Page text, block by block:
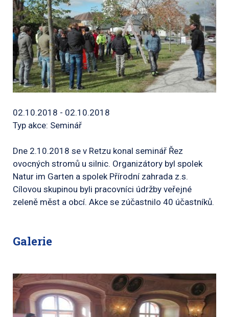
02.10.2018 - 02.10.2018
Typ akce: Seminář
Dne 2.10.2018 se v Retzu konal seminář Řez
ovocných stromů u silnic. Organizátory byl spolek
Natur im Garten a spolek Přírodní zahrada z.s.
Cílovou skupinou byli pracovníci údržby veřejné
zeleně měst a obcí. Akce se zúčastnilo 40 účastníků.
Galerie